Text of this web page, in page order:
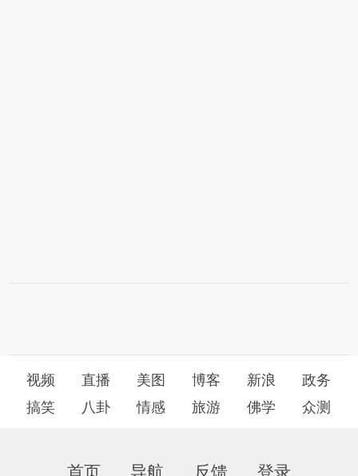
视频 直播 美图 博客 新浪
政务
搞笑
八卦 情感 旅游 佛学 众测
首页 导航 反馈 登录